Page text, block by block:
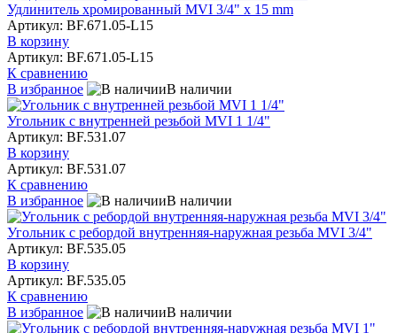
Удлинитель хромированный MVI 3/4" x 15 mm
Артикул: BF.671.05-L15
В корзину
Артикул: BF.671.05-L15
К сравнению
В избранное
В наличии
Угольник с внутренней резьбой MVI 1 1/4"
Артикул: BF.531.07
В корзину
Артикул: BF.531.07
К сравнению
В избранное
В наличии
Угольник с ребордой внутренняя-наружная резьба MVI 3/4"
Артикул: BF.535.05
В корзину
Артикул: BF.535.05
К сравнению
В избранное
В наличии